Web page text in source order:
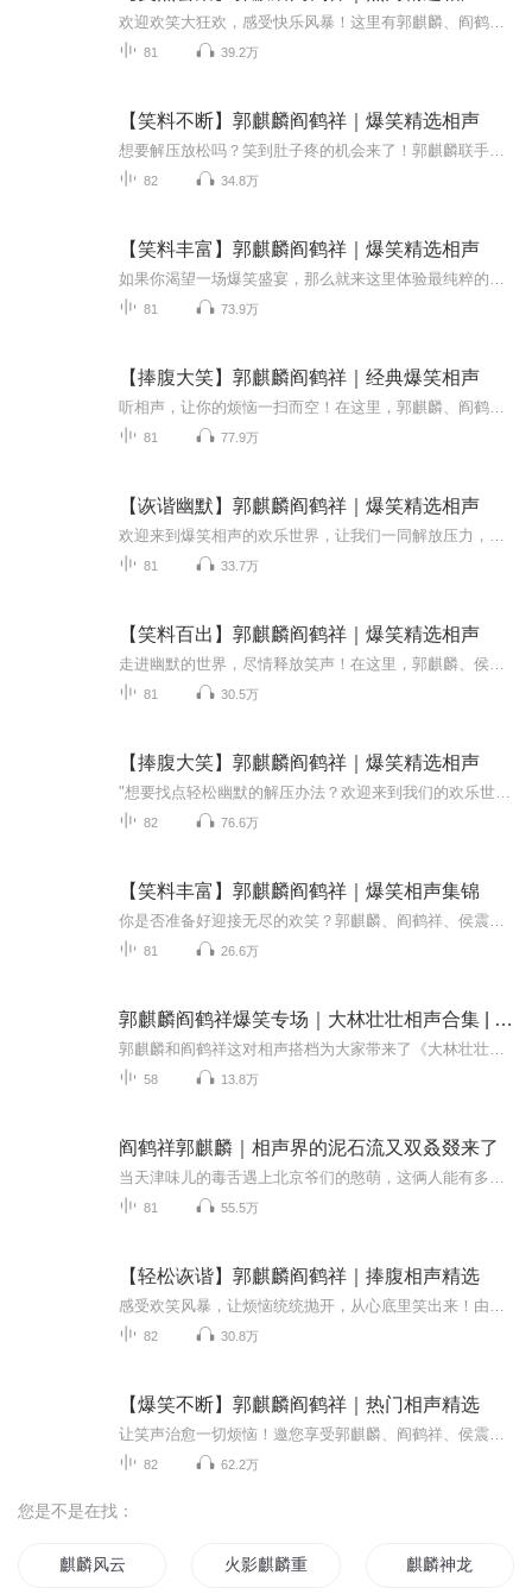
81 39.2万
【笑料不断】郭麒麟阎鹤祥｜爆笑精选相声
82 34.8万
【笑料丰富】郭麒麟阎鹤祥｜爆笑精选相声
81 73.9万
【捧腹大笑】郭麒麟阎鹤祥｜经典爆笑相声
81 77.9万
【诙谐幽默】郭麒麟阎鹤祥｜爆笑精选相声
81 33.7万
【笑料百出】郭麒麟阎鹤祥｜爆笑精选相声
81 30.5万
【捧腹大笑】郭麒麟阎鹤祥｜爆笑精选相声
82 76.6万
【笑料丰富】郭麒麟阎鹤祥｜爆笑相声集锦
81 26.6万
郭麒麟阎鹤祥爆笑专场｜大林壮壮相声合集 | 德云社经典
58 13.8万
阎鹤祥郭麒麟｜相声界的泥石流又双叒叕来了
81 55.5万
【轻松诙谐】郭麒麟阎鹤祥｜捧腹相声精选
82 30.8万
【爆笑不断】郭麒麟阎鹤祥｜热门相声精选
82 62.2万
您是不是在找：
麒麟风云 火影麒麟重生传 麒麟神龙